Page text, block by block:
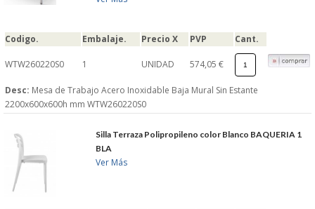
Codigo. Embalaje. Precio X PVP Cant.
WTW260220S0 1 UNIDAD 574,05 €
Desc: Mesa de Trabajo Acero Inoxidable Baja Mural Sin Estante
2200x600x600h mm WTW260220S0
Silla Terraza Polipropileno color Blanco BAQUERIA 1
BLA
Ver Más